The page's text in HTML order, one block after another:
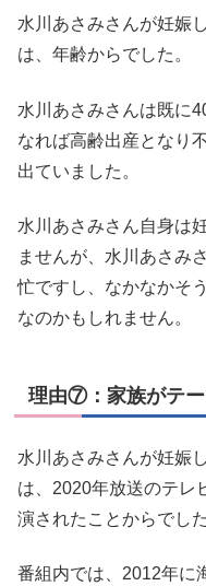
水川あさみさんが妊娠
は、年齢からでした。
水川あさみさんは既に
なれば高齢出産となり
出ていました。
水川あさみさん自身は
ませんが、水川あさみ
忙ですし、なかなかそ
なのかもしれません。
理由⑦：家族がテ
水川あさみさんが妊娠
は、2020年放送のテレ
演されたことからでした
番組内では、2012年に